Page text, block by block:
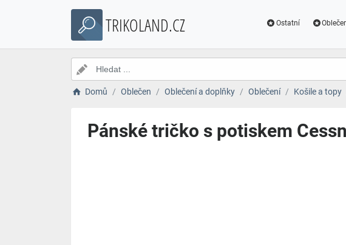
TRIKOLAND.CZ Ostatní
Domů Oblečen Oblečení a doplňky Oblečení Košile a topy
Pánské tričko s potiskem